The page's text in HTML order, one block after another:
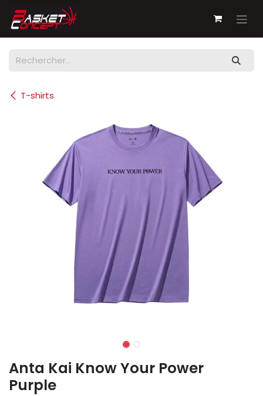
Se rendre au contenu
T-shirts
Anta Kai Know Your Power
Purple